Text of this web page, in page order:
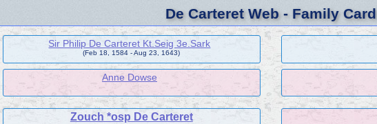
De Carteret Web - Family Card
Sir Philip De Carteret Kt.Seig 3e.Sark
(Feb 18, 1584 - Aug 23, 1643)
Anne Dowse
Zouch *osp De Carteret